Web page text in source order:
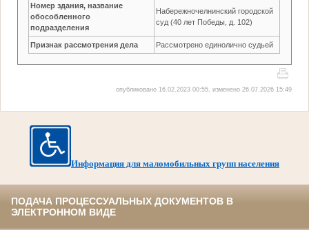
Номер здания, название
обособленного
подразделения
Набережночелнинский городской
суд (40 лет Победы, д. 102)
Признак рассмотрения дела Рассмотрено единолично судьей
опубликовано 16.02.2023 00:55, изменено 26.07.2026 15:49
Информация для маломобильных групп населения
ПОДАЧА ПРОЦЕССУАЛЬНЫХ ДОКУМЕНТОВ В
ЭЛЕКТРОННОМ ВИДЕ